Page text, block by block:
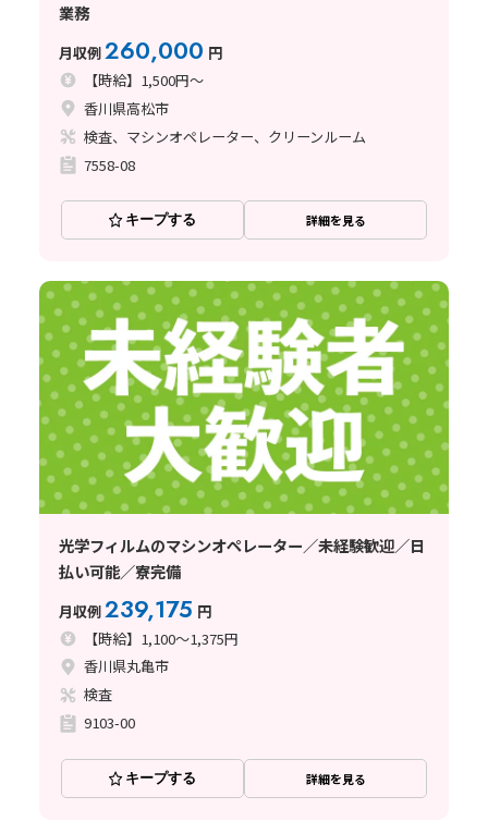
業務
月収例260,000 円
【時給】1,500円～
香川県高松市
検査、マシンオペレーター、クリーンルーム
7558-08
キープする 詳細を見る
光学フィルムのマシンオペレーター／未経験歓迎／日
払い可能／寮完備
月収例239,175 円
【時給】1,100～1,375円
香川県丸亀市
検査
9103-00
キープする 詳細を見る